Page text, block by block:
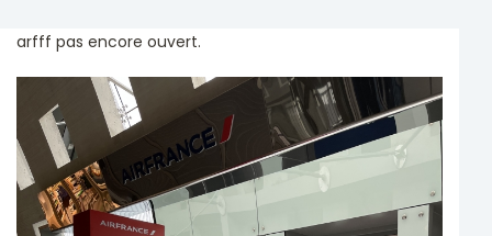
arfff pas encore ouvert.